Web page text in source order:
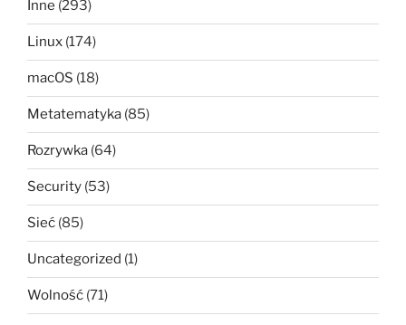
Inne (293)
Linux (174)
macOS (18)
Metatematyka (85)
Rozrywka (64)
Security (53)
Sieć (85)
Uncategorized (1)
Wolność (71)